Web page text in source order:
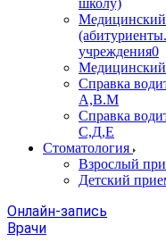
школу)
учреждения0
Медицинский
Справка
А,В.М
Справка
С,Д,Е
Стоматология
Взрослый
Детский
Онлайн-запись
Врачи